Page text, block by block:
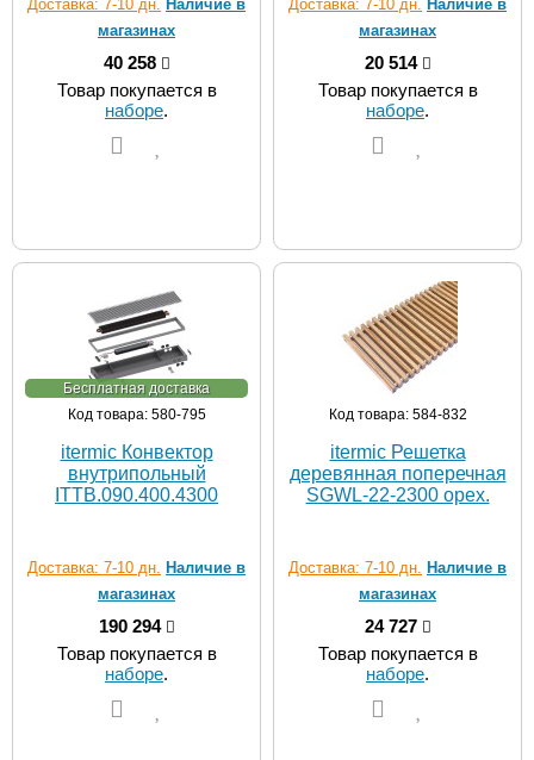
Доставка: 7-10 дн. Наличие в
магазинах
40 258
Товар покупается в
наборе.
Доставка: 7-10 дн. Наличие в
магазинах
20 514
Товар покупается в
наборе.
Бесплатная доставка
Код товара: 580-795
itermic Конвектор
внутрипольный
ITTB.090.400.4300
Доставка: 7-10 дн. Наличие в
магазинах
190 294
Товар покупается в
наборе.
Код товара: 584-832
itermic Решетка
деревянная поперечная
SGWL-22-2300 орех.
Доставка: 7-10 дн. Наличие в
магазинах
24 727
Товар покупается в
наборе.